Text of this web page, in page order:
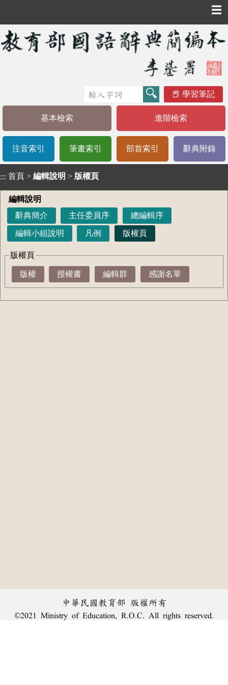
☰
學習筆記
基本檢索 進階檢索
注音索引 筆畫索引 部首索引 辭典附錄
::: 首頁 > 編輯說明 > 版權頁
編輯說明
辭典簡介
主任委員序 總編輯序
編輯小組說明 凡例 版權頁
版權頁
版權 授權書 編輯群 感謝名單
中華民國教育部 版權所有
©2021 Ministry of Education, R.O.C. All rights reserved.